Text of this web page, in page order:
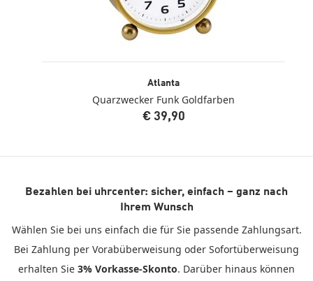
Atlanta
Quarzwecker Funk Goldfarben
€ 39,90
Bezahlen bei uhrcenter: sicher, einfach – ganz nach
Ihrem Wunsch
Wählen Sie bei uns einfach die für Sie passende Zahlungsart.
Bei Zahlung per Vorabüberweisung oder Sofortüberweisung
erhalten Sie 3% Vorkasse-Skonto. Darüber hinaus können